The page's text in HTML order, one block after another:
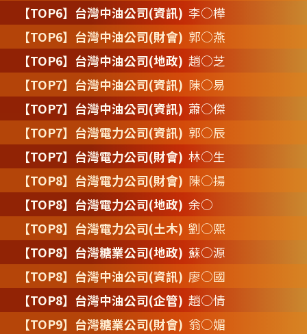
【TOP6】台灣中油公司(資訊) 李○樺
【TOP6】台灣中油公司(財會) 郭○燕
【TOP6】台灣中油公司(地政) 趙○芝
【TOP7】台灣中油公司(資訊) 陳○易
【TOP7】台灣中油公司(資訊) 蕭○傑
【TOP7】台灣電力公司(資訊) 郭○辰
【TOP7】台灣電力公司(財會) 林○生
【TOP8】台灣電力公司(財會) 陳○揚
【TOP8】台灣電力公司(地政) 余○
【TOP8】台灣電力公司(土木) 劉○熙
【TOP8】台灣糖業公司(地政) 蘇○源
【TOP8】台灣中油公司(資訊) 廖○國
【TOP8】台灣中油公司(企管) 趙○情
【TOP9】台灣糖業公司(財會) 翁○媚